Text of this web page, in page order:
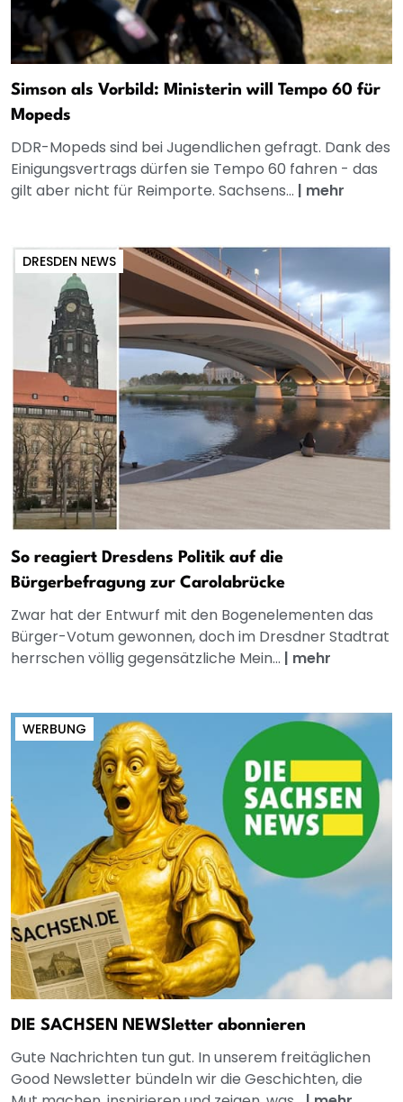
Simson als Vorbild: Ministerin will Tempo 60 für
Mopeds
DDR-Mopeds sind bei Jugendlichen gefragt. Dank des
Einigungsvertrags dürfen sie Tempo 60 fahren - das
gilt aber nicht für Reimporte. Sachsens... | mehr
DRESDEN NEWS
So reagiert Dresdens Politik auf die
Bürgerbefragung zur Carolabrücke
Zwar hat der Entwurf mit den Bogenelementen das
Bürger-Votum gewonnen, doch im Dresdner Stadtrat
herrschen völlig gegensätzliche Mein... | mehr
WERBUNG
DIE SACHSEN NEWSletter abonnieren
Gute Nachrichten tun gut. In unserem freitäglichen
Good Newsletter bündeln wir die Geschichten, die